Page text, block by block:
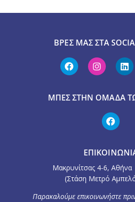
ΒΡΕΣ ΜΑΣ ΣΤΑ
ΜΠΕΣ ΣΤΗΝ ΟΜΆΔΑ
Μακρυνίτσας 4-6,
(Στάση Μετρό
Παρακαλούμε επικοινωνήστε